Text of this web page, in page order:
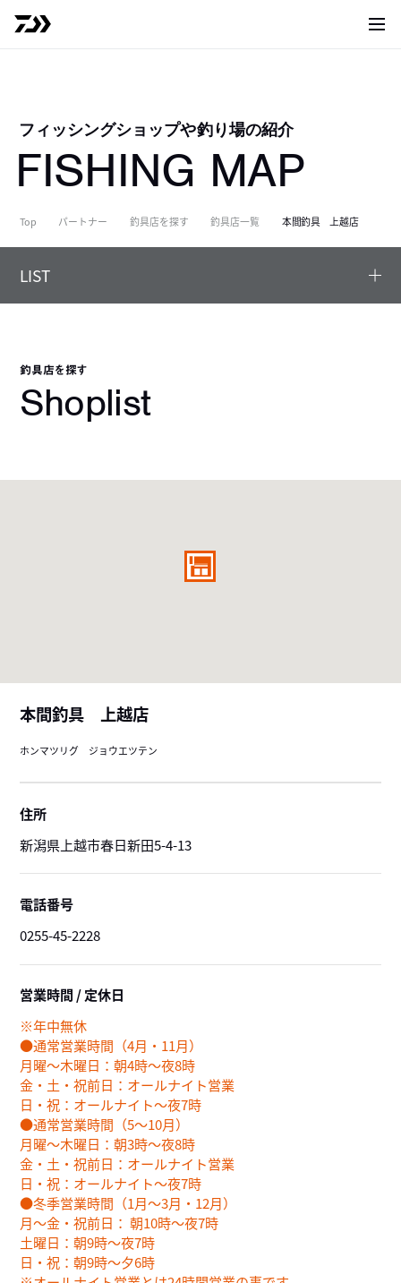
サイ
フィッシングショップや釣り場の紹介
FISHING MAP
Top パートナー 釣具店を探す 釣具店一覧 本間釣具 上越店
LIST
釣具店を探す
Shoplist
本間釣具 上越店
ホンマツリグ ジョウエツテン
住所
新潟県上越市春日新田5-4-13
電話番号
0255-45-2228
営業時間 / 定休日
※年中無休
●通常営業時間（4月・11月）
月曜～木曜日：朝4時～夜8時
金・土・祝前日：オールナイト営業
日・祝：オールナイト～夜7時
●通常営業時間（5～10月）
月曜～木曜日：朝3時～夜8時
金・土・祝前日：オールナイト営業
日・祝：オールナイト～夜7時
●冬季営業時間（1月～3月・12月）
月～金・祝前日： 朝10時～夜7時
土曜日：朝9時～夜7時
日・祝：朝9時～夕6時